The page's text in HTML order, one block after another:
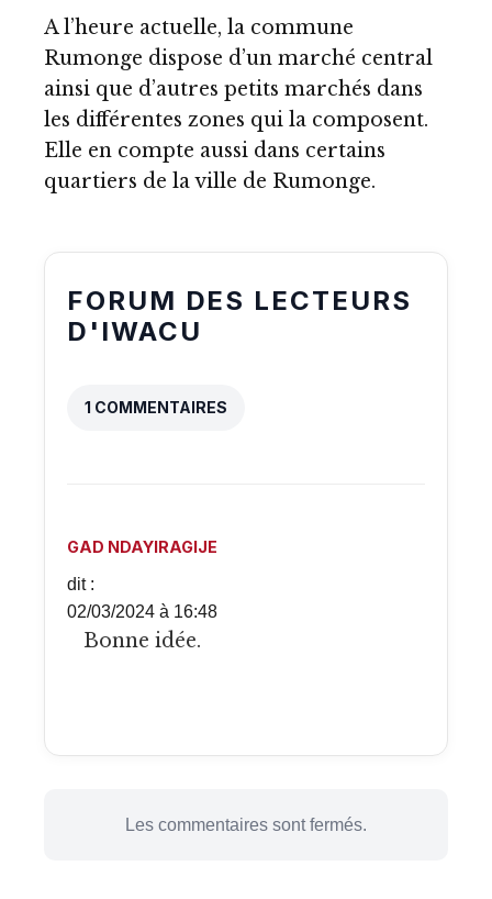
A l’heure actuelle, la commune
Rumonge dispose d’un marché central
ainsi que d’autres petits marchés dans
les différentes zones qui la composent.
Elle en compte aussi dans certains
quartiers de la ville de Rumonge.
FORUM DES LECTEURS
D'IWACU
1 COMMENTAIRES
GAD NDAYIRAGIJE
dit :
02/03/2024 à 16:48
Bonne idée.
Les commentaires sont fermés.